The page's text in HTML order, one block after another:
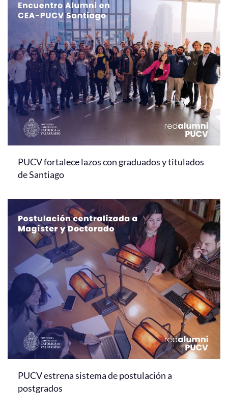
PUCV fortalece lazos con graduados y titulados
de Santiago
PUCV estrena sistema de postulación a
postgrados